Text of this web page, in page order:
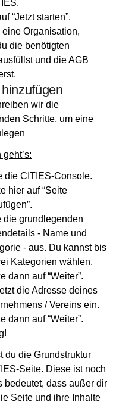
“Jetzt starten”.
eine Organisation,
die benötigten
und die AGB
wir die
Schritte, um eine
die CITIES-Console.
hier auf “Seite
die grundlegenden
- Name und
- aus. Du kannst bis
Kategorien wählen.
dann auf “Weiter”.
die Adresse deines
/ Vereins ein.
dann auf “Weiter”.
du die Grundstruktur
Seite. Diese ist noch
bedeutet, dass außer dir
Seite und ihre Inhalte